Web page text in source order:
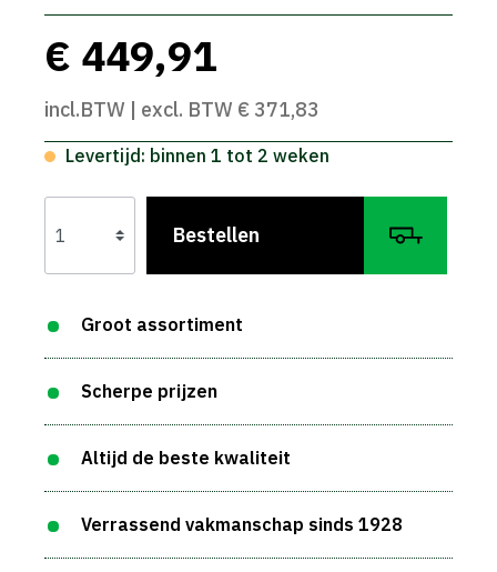
€ 449,91
incl.BTW | excl. BTW € 371,83
Levertijd: binnen 1 tot 2 weken
Bestellen
Groot assortiment
Scherpe prijzen
Altijd de beste kwaliteit
Verrassend vakmanschap sinds 1928